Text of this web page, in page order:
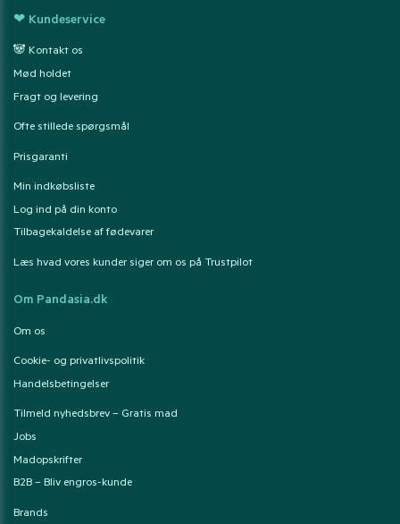
❤ Kundeservice
🐼 Kontakt os
Mød holdet
Fragt og levering
Ofte stillede spørgsmål
Prisgaranti
Min indkøbsliste
Log ind på din konto
Tilbagekaldelse af fødevarer
Læs hvad vores kunder siger om os på Trustpilot
Om Pandasia.dk
Om os
Cookie- og privatlivspolitik
Handelsbetingelser
Tilmeld nyhedsbrev – Gratis mad
Jobs
Madopskrifter
B2B – Bliv engros-kunde
Brands